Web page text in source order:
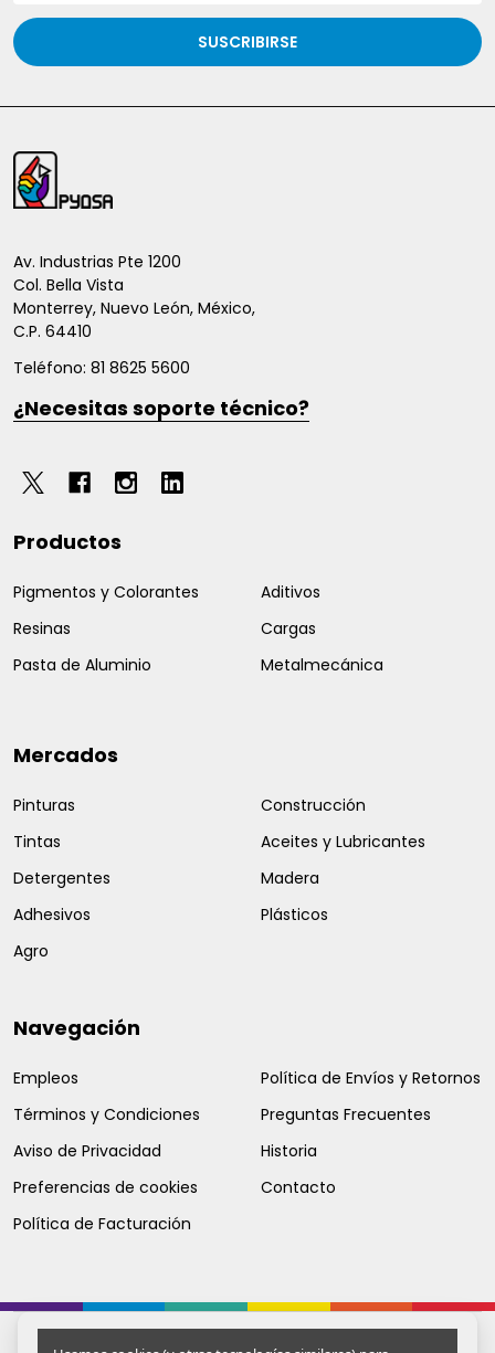
correo
electrónico
SUSCRIBIRSE
Inicio
del
de
página
Av. Industrias Pte 1200
Col. Bella Vista
Monterrey, Nuevo León, México,
C.P. 64410
Teléfono: 81 8625 5600
¿Necesitas soporte técnico?
Productos
Pigmentos y Colorantes
Resinas
Pasta de Aluminio
Aditivos
Cargas
Metalmecánica
Mercados
Pinturas
Tintas
Detergentes
Adhesivos
Agro
Construcción
Aceites y Lubricantes
Madera
Plásticos
Navegación
Empleos
Términos y Condiciones
Aviso de Privacidad
Preferencias de cookies
Política de Facturación
Política de Envíos y Retornos
Preguntas Frecuentes
Historia
Contacto